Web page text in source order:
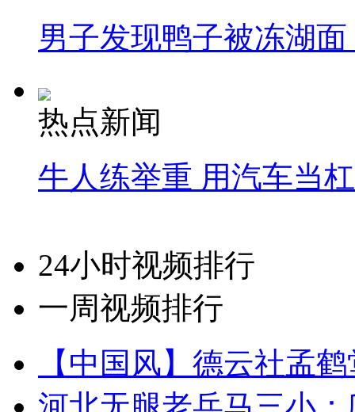
男子发现鸭子被冻湖
热点新闻
牛人练举重 用汽车当
24小时视频排行
一周视频排行
【中国风】德云社孟